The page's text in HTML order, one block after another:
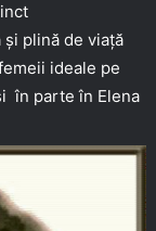
plină de viață
ideale pe
în parte în Elena